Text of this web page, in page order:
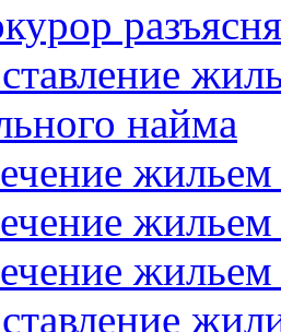
найма
жильем